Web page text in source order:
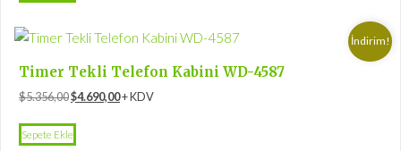
İndirim!
Timer Tekli Telefon Kabini WD-4587
$5.356,00Orijinal
$5.356,00.
$4.690,00Şu
+ KDV
Sepete Ekle